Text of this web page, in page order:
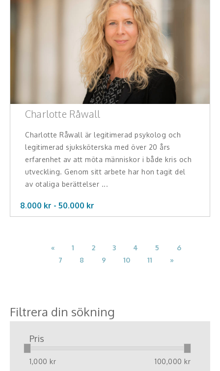
Charlotte Råwall
Charlotte Råwall är legitimerad psykolog och
legitimerad sjuksköterska med över 20 års
erfarenhet av att möta människor i både kris och
utveckling. Genom sitt arbete har hon tagit del
av otaliga berättelser ...
8.000 kr - 50.000 kr
« 1 2 3 4 5
6
7
8 9 10 11 »
Filtrera din sökning
Pris
1,000 kr 100,000 kr